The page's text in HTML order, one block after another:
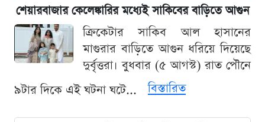
শেয়ারবাজার কেলেঙ্কারির মধ্যেই সাকিবের বাড়িতে আগুন
ক্রিকেটার সাকিব আল হাসানের
মাগুরার বাড়িতে আগুন ধরিয়ে দিয়েছে
দুর্বৃত্তরা। বুধবার (৫ আগস্ট) রাত পৌনে
৯টার দিকে এই ঘটনা ঘটে...
বিস্তারিত